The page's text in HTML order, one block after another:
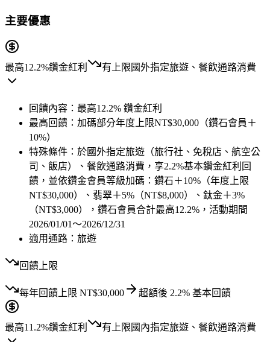
主要優惠
最高12.2%鑽金紅利 有上限 國外指定旅遊、餐飲通路消費
回饋內容： 最高12.2% 鑽金紅利
最高回饋： 加碼部分年度上限NT$30,000（鑽石會員＋
10%）
特殊條件： 於國外指定旅遊（旅行社、免稅店、航空公
司、飯店）、餐飲通路消費，享2.2%基本鑽金紅利回
饋，並依鑽金會員等級加碼：鑽石＋10%（年度上限
NT$30,000）、翡翠＋5%（NT$8,000）、鈦金＋3%
（NT$3,000），鑽石會員合計最高12.2%，活動期間
2026/01/01～2026/12/31
適用通路： 旅遊
回饋上限
每年回饋上限 NT$30,000 超額後 2.2% 基本回饋
最高11.2%鑽金紅利 有上限 國內指定旅遊、餐飲通路消費